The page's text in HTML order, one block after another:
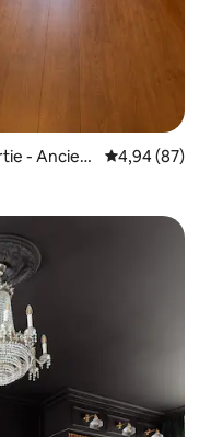
- Ancien
Évaluation
4,94 (87)